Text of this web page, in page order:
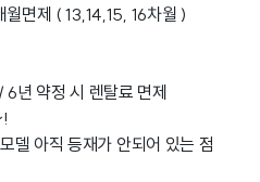
면제 ( 13,14,15, 16차월 )
년 약정 시 렌탈료 면제
델 아직 등재가 안되어 있는 점